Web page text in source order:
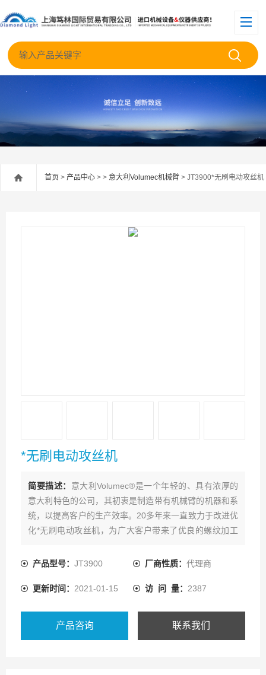
首页 > 产品中心 > > 意大利Volumec机械臂 > JT3900*无刷电动攻丝机
*无刷电动攻丝机
简要描述： 意大利Volumec®是一个年轻的、具有浓厚的
意大利特色的公司，其初衷是制造带有机械臂的机器和系
统，以提高客户的生产效率。20多年来一直致力于改进优
化*无刷电动攻丝机，为广大客户带来了优良的螺纹加工
制造厂。
产品型号： JT3900 厂商性质： 代理商
更新时间： 2021-01-15 访 问 量： 2387
产品咨询 联系我们